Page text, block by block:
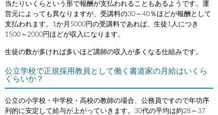
当たりいくらという形で報酬が支払われることもあるようです。運
営元によっても異なりますが、受講料の30～40％ほどが報酬として
支払われます。1か月5000円の受講料であれば、生徒1人につき
1500～2000円ほどが収入になります。
生徒の数が多ければ多いほど講師の収入が多くなる仕組みです。
公立学校で正規採用教員として働く書道家の月給はいくら
くらいか？
公立の小学校・中学校・高校の教師の場合、公務員ですので年功序
列的に安定して給与が上がっていきます。30代の平均は約28～37